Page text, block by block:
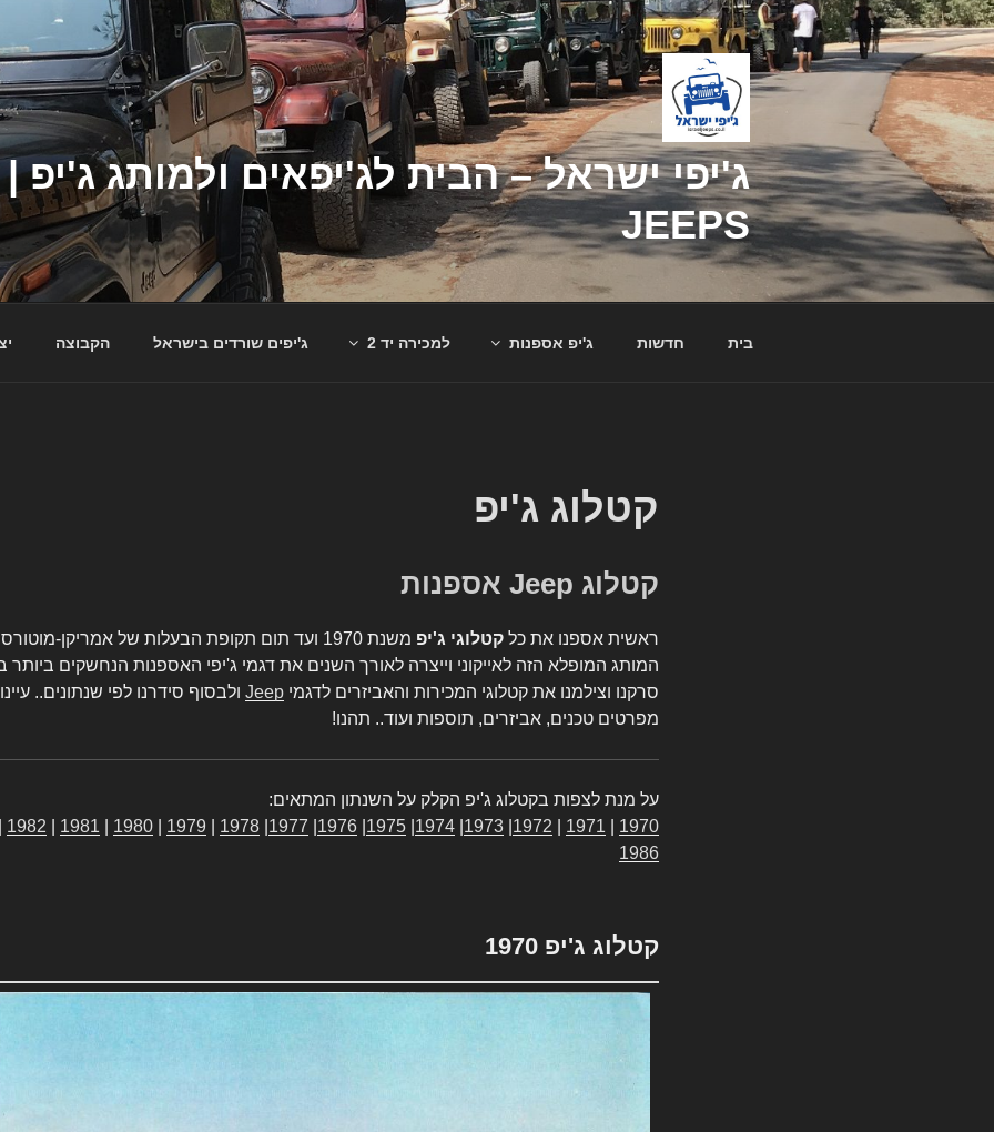
דילוג
לתוכן
JEEPS
בית חדשות ג'יפ אספנות למכירה יד 2 ג'יפים שורדים בישראל הקבוצה
קטלוג ג'יפ
קטלוג Jeep אספנות
ראשית אספנו את כל קטלוגי ג'יפ
משנת 1970 ועד תום תקופת הבעלות של אמריקן-
המותג המופלא הזה לאייקוני וייצרה לאורך השנים את דגמי ג'יפי האספנות הנחשקים
סרקנו וצילמנו את קטלוגי המכירות והאביזרים לדגמי Jeep ולבסוף סידרנו לפי שנתונים..
מפרטים טכנים, אביזרים, תוספות ועוד.. תהנו!
על מנת לצפות בקטלוג ג'יפ הקלק על השנתון המתאים:
1970
1971
1972
1973
1974
1975
1976
1977
1978
1979
1980
1981
1982
1986
קטלוג ג'יפ 1970